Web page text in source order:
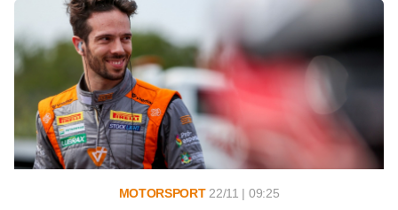
MOTORSPORT22/11 | 09:25